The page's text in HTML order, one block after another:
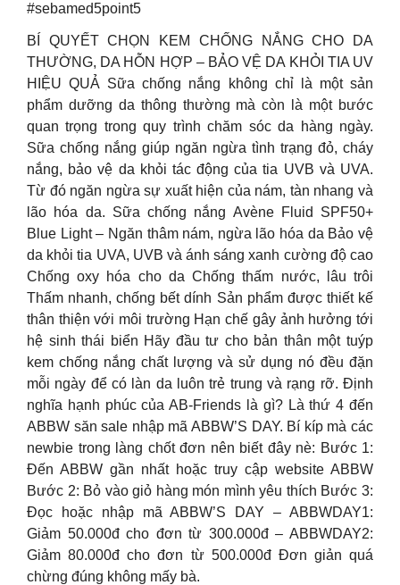
#sebamed5point5
BÍ QUYẾT CHỌN KEM CHỐNG NẮNG CHO DA
THƯỜNG, DA HỖN HỢP – BẢO VỆ DA KHỎI TIA UV
HIỆU QUẢ Sữa chống nắng không chỉ là một sản
phẩm dưỡng da thông thường mà còn là một bước
quan trọng trong quy trình chăm sóc da hàng ngày.
Sữa chống nắng giúp ngăn ngừa tình trạng đỏ, cháy
nắng, bảo vệ da khỏi tác động của tia UVB và UVA.
Từ đó ngăn ngừa sự xuất hiện của nám, tàn nhang và
lão hóa da. Sữa chống nắng Avène Fluid SPF50+
Blue Light – Ngăn thâm nám, ngừa lão hóa da Bảo vệ
da khỏi tia UVA, UVB và ánh sáng xanh cường độ cao
Chống oxy hóa cho da Chống thấm nước, lâu trôi
Thấm nhanh, chống bết dính Sản phẩm được thiết kế
thân thiện với môi trường Hạn chế gây ảnh hưởng tới
hệ sinh thái biển Hãy đầu tư cho bản thân một tuýp
kem chống nắng chất lượng và sử dụng nó đều đặn
mỗi ngày để có làn da luôn trẻ trung và rạng rỡ. Định
nghĩa hạnh phúc của AB-Friends là gì? Là thứ 4 đến
ABBW săn sale nhập mã ABBW’S DAY. Bí kíp mà các
newbie trong làng chốt đơn nên biết đây nè: Bước 1:
Đến ABBW gần nhất hoặc truy cập website ABBW
Bước 2: Bỏ vào giỏ hàng món mình yêu thích Bước 3:
Đọc hoặc nhập mã ABBW’S DAY – ABBWDAY1:
Giảm 50.000đ cho đơn từ 300.000đ – ABBWDAY2:
Giảm 80.000đ cho đơn từ 500.000đ Đơn giản quá
chừng đúng không mấy bà.